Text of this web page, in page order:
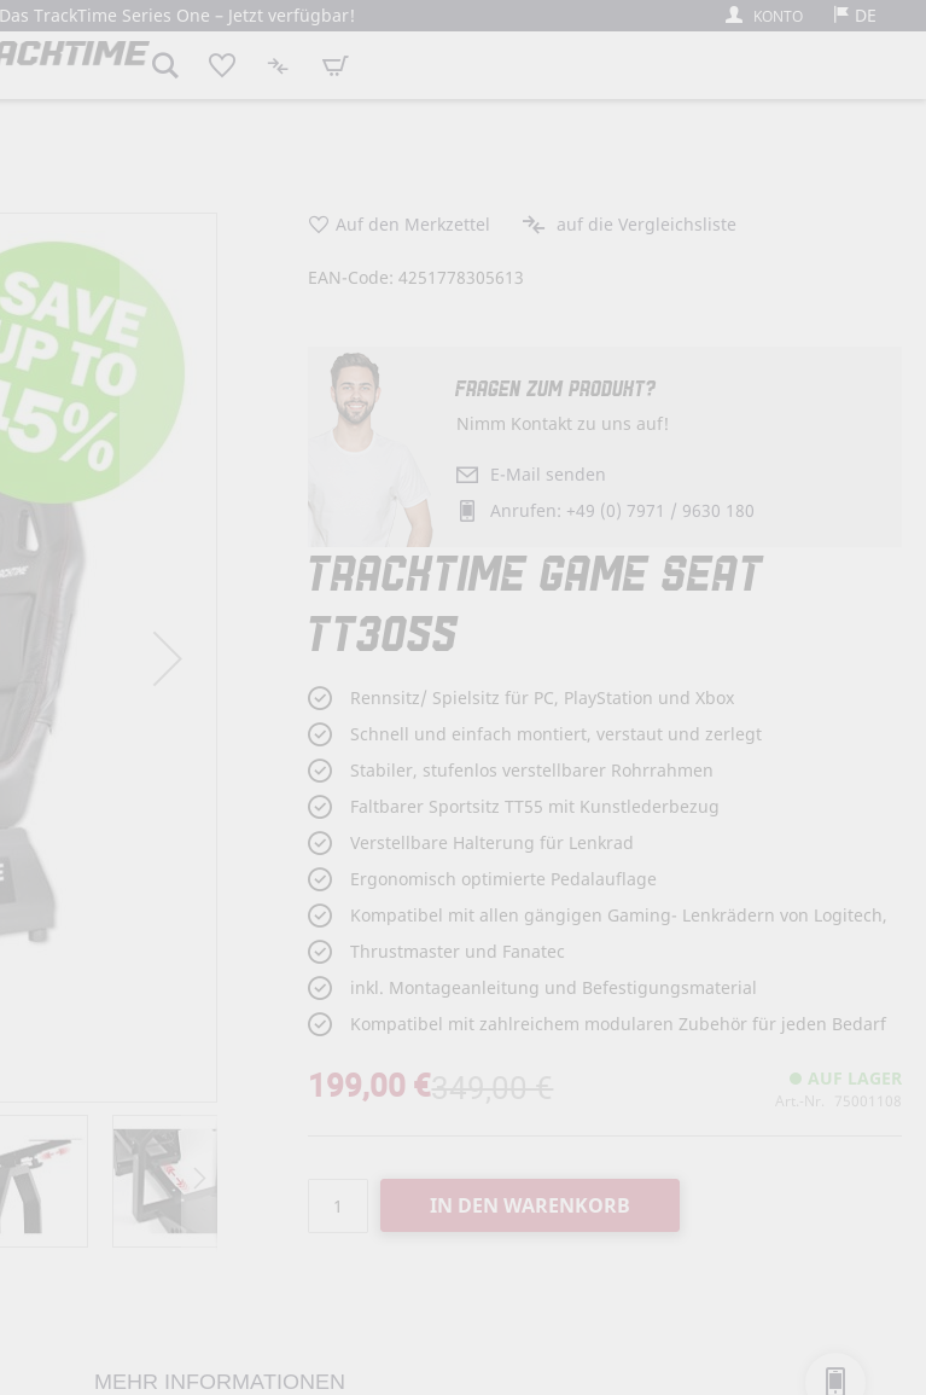
TrackTime Series One – Jetzt verfügbar! KONTO DE
Mein Warenkorb
TRACKTIME GAME SEAT
TT3055
Rennsitz/ Spielsitz für PC, PlayStation und Xbox
Schnell und einfach montiert, verstaut und zerlegt
Stabiler, stufenlos verstellbarer Rohrrahmen
Faltbarer Sportsitz TT55 mit Kunstlederbezug
Verstellbare Halterung für Lenkrad
Ergonomisch optimierte Pedalauflage
Kompatibel mit allen gängigen Gaming- Lenkrädern von Logitech,
Thrustmaster und Fanatec
inkl. Montageanleitung und Befestigungsmaterial
Kompatibel mit zahlreichem modularen Zubehör für jeden Bedarf
199,00 € AUF LAGER
Art.-Nr. 75001108
IN DEN WARENKORB
Auf den Merkzettel auf die Vergleichsliste
EAN-Code: 4251778305613
FRAGEN ZUM PRODUKT?
Nimm Kontakt zu uns auf!
E-Mail senden
Anrufen: +49 (0) 7971 / 9630 180
MEHR INFORMATIONEN